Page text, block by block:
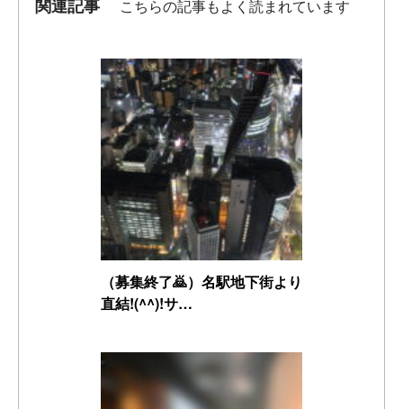
関連記事 こちらの記事もよく読まれています
（募集終了🙇）名駅地下街より
直結!(^^)!サ…